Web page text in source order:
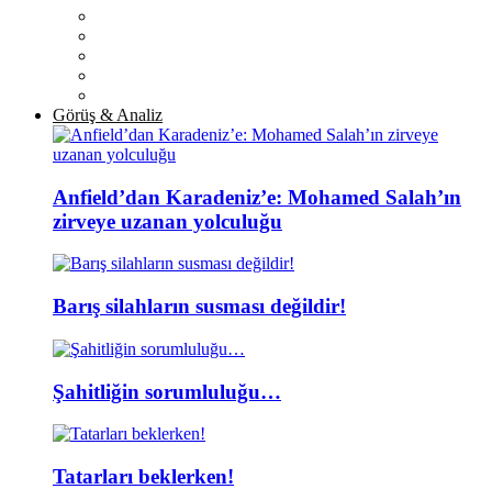
Görüş & Analiz
Anfield’dan Karadeniz’e: Mohamed Salah’ın
zirveye uzanan yolculuğu
Barış silahların susması değildir!
Şahitliğin sorumluluğu…
Tatarları beklerken!